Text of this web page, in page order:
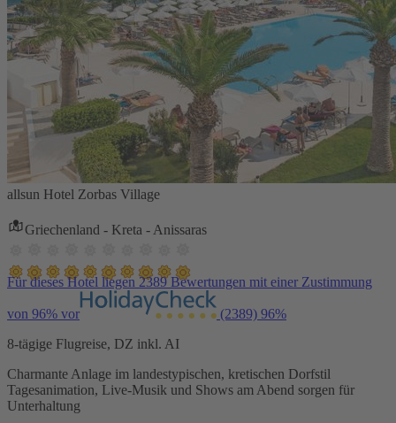
allsun Hotel Zorbas Village
Griechenland - Kreta - Anissaras
Für dieses Hotel liegen 2389 Bewertungen mit einer Zustimmung
von 96% vor (2389) 96%
8-tägige Flugreise, DZ inkl. AI
Charmante Anlage im landestypischen, kretischen Dorfstil
Tagesanimation, Live-Musik und Shows am Abend sorgen für
Unterhaltung